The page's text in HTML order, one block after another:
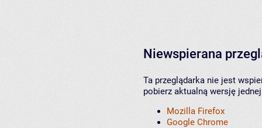
Niewspierana
Ta przeglądarka nie jest
pobierz aktualną wersję
Mozilla Firefox
Google Chrome